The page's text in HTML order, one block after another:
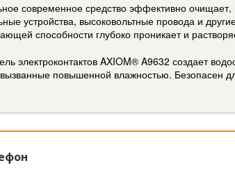
современное средство эффективно
устройства, высоковольтные провода и
способности глубоко проникает и
электроконтактов AXIOM® A9632 создает
повышенной влажностью. Безопасен